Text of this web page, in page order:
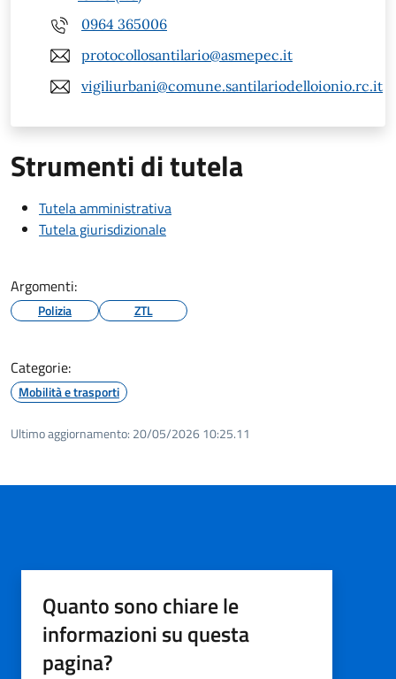
0964 365006
protocollosantilario@asmepec.it
vigiliurbani@comune.santilariodelloionio.rc.it
Strumenti di tutela
Tutela amministrativa
Tutela giurisdizionale
Argomenti:
Polizia ZTL
Categorie:
Mobilità e trasporti
Ultimo aggiornamento: 20/05/2026 10:25.11
Quanto sono chiare le
informazioni su questa
pagina?